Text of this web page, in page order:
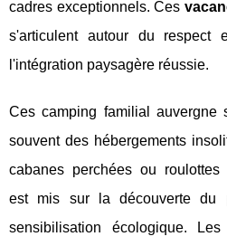
cadres exceptionnels. Ces
s'articulent autour du respect
l'intégration paysagère réussie.
Ces camping familial auvergne
souvent des hébergements
cabanes perchées ou roulottes
est mis sur la découverte du
sensibilisation écologique.